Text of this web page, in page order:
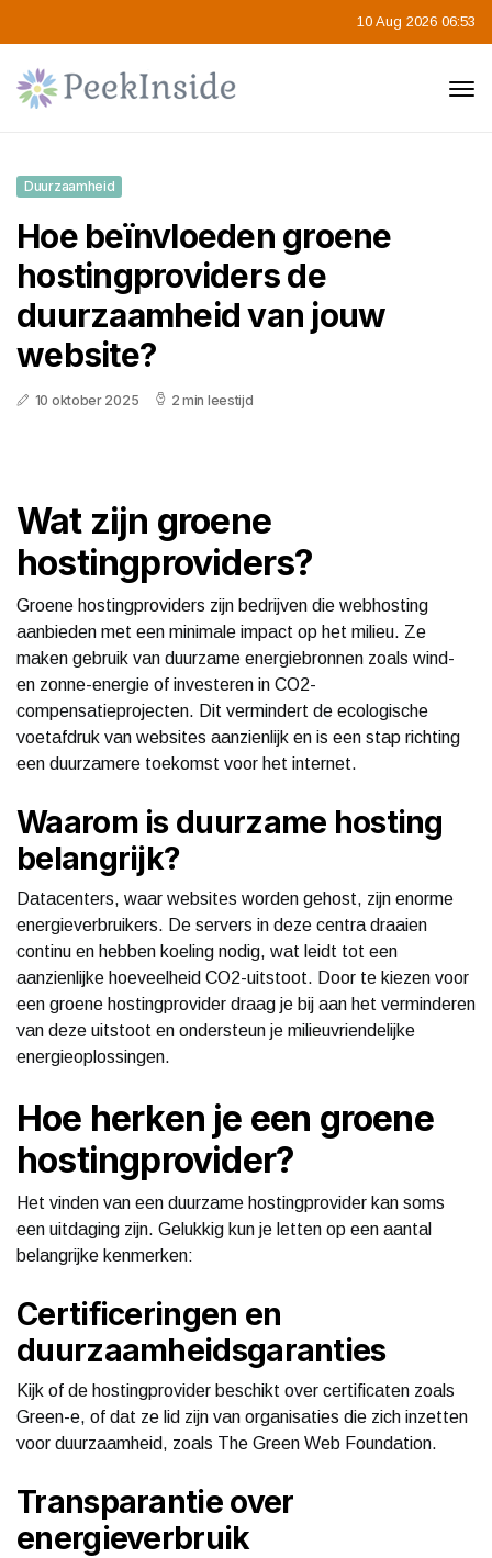
10 Aug 2026 06:53
Duurzaamheid
Hoe beïnvloeden groene
hostingproviders de
duurzaamheid van jouw
website?
10 oktober 2025 2 min leestijd
Wat zijn groene
hostingproviders?
Groene hostingproviders zijn bedrijven die webhosting
aanbieden met een minimale impact op het milieu. Ze
maken gebruik van duurzame energiebronnen zoals wind-
en zonne-energie of investeren in CO2-
compensatieprojecten. Dit vermindert de ecologische
voetafdruk van websites aanzienlijk en is een stap richting
een duurzamere toekomst voor het internet.
Waarom is duurzame hosting
belangrijk?
Datacenters, waar websites worden gehost, zijn enorme
energieverbruikers. De servers in deze centra draaien
continu en hebben koeling nodig, wat leidt tot een
aanzienlijke hoeveelheid CO2-uitstoot. Door te kiezen voor
een groene hostingprovider draag je bij aan het verminderen
van deze uitstoot en ondersteun je milieuvriendelijke
energieoplossingen.
Hoe herken je een groene
hostingprovider?
Het vinden van een duurzame hostingprovider kan soms
een uitdaging zijn. Gelukkig kun je letten op een aantal
belangrijke kenmerken:
Certificeringen en
duurzaamheidsgaranties
Kijk of de hostingprovider beschikt over certificaten zoals
Green-e, of dat ze lid zijn van organisaties die zich inzetten
voor duurzaamheid, zoals The Green Web Foundation.
Transparantie over
energieverbruik